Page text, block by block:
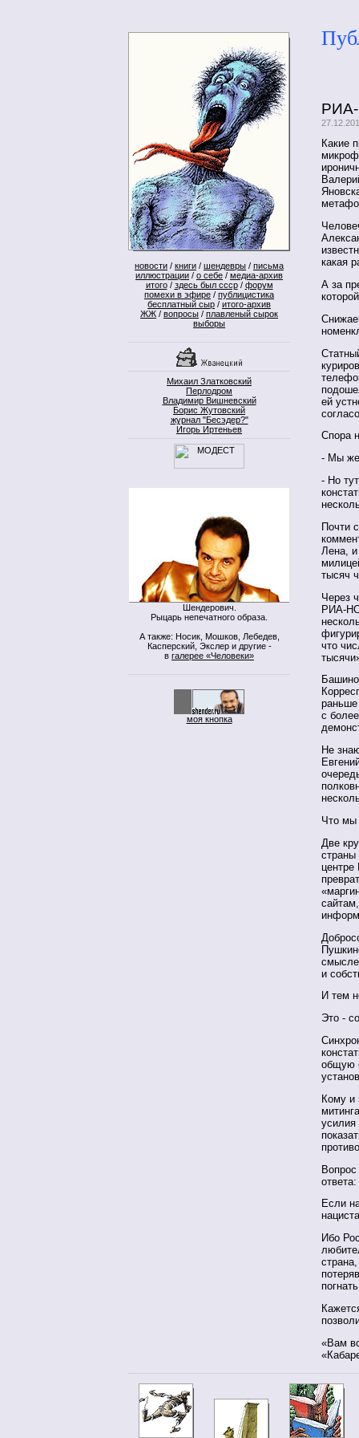
новости / книги / шендевры / письма
иллюстрации / о себе / медиа-архив
итого/ здесь был ссср/ форум
помехи в эфире / публицистика
бесплатный сыр / итого-архив
ЖЖ / вопросы / плавленый сырок
выборы
Михаил Златковский
Перлодром
Владимир Вишневский
Борис Жутовский
журнал "Бесэдер?"
Игорь Иртеньев
Шендерович.
Рыцарь непечатного образа.
А также: Носик, Мошков, Лебедев,
Касперский, Экслер и другие -
в галерее «Человеки»
моя кнопка
Какие
какая
А за
ей
Спора
- Мы же
- Но
Почти
Лена,
тысяч
Через
РИА-
что
раньше
с
Не
Что мы
Две
страны
и
И тем
Это -
общую
Кому и
Если
Ибо
«Вам